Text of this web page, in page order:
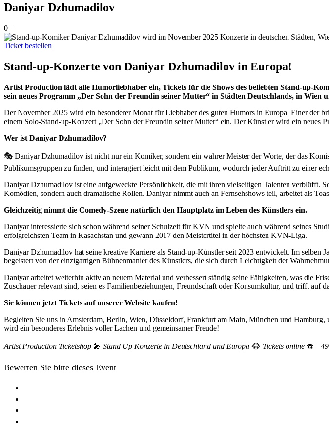
Daniyar Dzhumadilov
0+
Ticket bestellen
Stand-up-Konzerte von Daniyar Dzhumadilov in Europa!
Artist Production lädt alle Humorliebhaber ein, Tickets für die Shows des beliebten Stand-up-
sein neues Programm „Der Sohn der Freundin seiner Mutter“ in Städten Deutschlands, in Wien
Der November 2025 wird ein besonderer Monat für Liebhaber des guten Humors in Europa. Einer der
einem Solo-Stand-up-Konzert „Der Sohn der Freundin seiner Mutter“ ein. Der Künstler wird ein neues
Wer ist Daniyar Dzhumadilov?
🎭 Daniyar Dzhumadilov ist nicht nur ein Komiker, sondern ein wahrer Meister der Worte, der das
Publikumsgruppen zu finden, und interagiert leicht mit dem Publikum, wodurch jeder Auftritt zu einer
Daniyar Dzhumadilov ist eine aufgeweckte Persönlichkeit, die mit ihren vielseitigen Talenten
Komödien, sondern auch dramatische Rollen. Daniyar nimmt auch an Fernsehshows teil, arbeitet als
Gleichzeitig nimmt die Comedy-Szene natürlich den Hauptplatz im Leben des Künstlers ein.
Daniyar interessierte sich schon während seiner Schulzeit für KVN und spielte auch während seines
erfolgreichsten Team in Kasachstan und gewann 2017 den Meistertitel in der höchsten KVN-Liga.
Daniyar Dzhumadilov hat seine kreative Karriere als Stand-up-Künstler seit 2023 entwickelt. Im
begeistert von der einzigartigen Bühnenmanier des Künstlers, die sich durch Leichtigkeit der
Daniyar arbeitet weiterhin aktiv an neuem Material und verbessert ständig seine Fähigkeiten, was die
Zuschauer relevant sind, seien es Familienbeziehungen, Freundschaft oder Konsumkultur, und trifft auf
Sie können jetzt Tickets auf unserer Website kaufen!
Begleiten Sie uns in Amsterdam, Berlin, Wien, Düsseldorf, Frankfurt am Main, München und
wird ein besonderes Erlebnis voller Lachen und gemeinsamer Freude!
Artist Production Ticketshop 🎤 Stand Up Konzerte in Deutschland und Europa 😂 Tickets online ☎️
Bewerten Sie bitte dieses Event